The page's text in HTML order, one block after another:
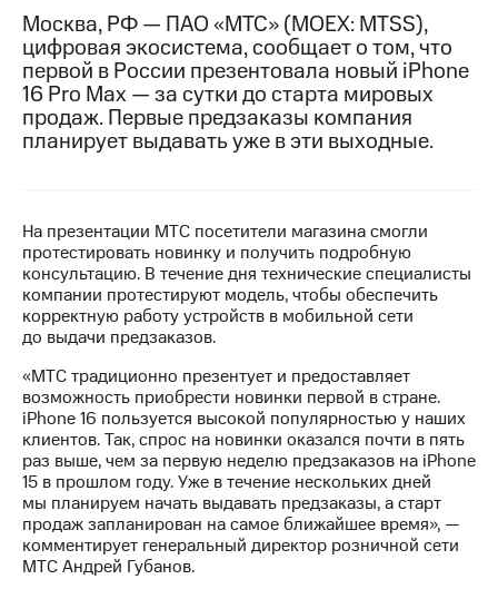
Контакты
Медиа-центр
Пресс-
релизы
Достижения
Интервью
Финансовая
отчетность
Контакты
Новости
в
регионе
и акционерам
Корпоративное
управление
Москва, РФ — ПАО «МТС» (MOEX: MTSS),
цифровая экосистема, сообщает о том, что
первой в России презентовала новый iPhone
16 Pro Max — за сутки до старта мировых
продаж. Первые предзаказы компания
планирует выдавать уже в эти выходные.
На презентации МТС посетители магазина смогли
протестировать новинку и получить подробную
консультацию. В течение дня технические специалисты
компании протестируют модель, чтобы обеспечить
корректную работу устройств в мобильной сети
до выдачи предзаказов.
«МТС традиционно презентует и предоставляет
возможность приобрести новинки первой в стране.
iPhone 16 пользуется высокой популярностью у наших
клиентов. Так, спрос на новинки оказался почти в пять
раз выше, чем за первую неделю предзаказов на iPhone
15 в прошлом году. Уже в течение нескольких дней
мы планируем начать выдавать предзаказы, а старт
продаж запланирован на самое ближайшее время», —
комментирует генеральный директор розничной сети
МТС Андрей Губанов.